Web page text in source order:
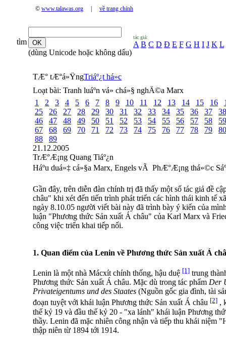
© www.talawas.org về trang chính
tìm
(dùng Unicode hoặc không dấu)
tác giả:
A B C D Đ E F G H I J K L
TÆ° tÆ°á»ŸngTriáº¿t há»c
Loạt bài: Tranh luáº­n vá» chá»§ nghÄ©a Marx
1
2 3 4 5 6 7 8 9 10 11 12 13 14 15 16
25
26 27 28 29 30 31 32 33 34 35 36 37
38
46
47 48 49 50 51 52 53 54 55 56 57 58
59
67
68 69 70 71 72 73 74 75 76 77 78 79
80
88
89
21.12.2005
TrÆ°Æ¡ng Quang Tiáº¿n
Háº­u duá»‡ cá»§a Marx, Engels vÃ PhÆ°Æ¡ng thá»©c
Gần đây, trên diễn đàn chính trị đã thấy một số tác giả đề
châu" khi xét đến tiến trình phát triển các hình thái kinh tế
ngày 8.10.05 người viết bài này đã trình bày ý kiến của
luận "Phương thức Sản xuất Á châu" của Karl Marx và
công việc triển khai tiếp nối.
1. Quan điểm của Lenin về Phương thức Sản xuất Á
Lenin là một nhà Mácxít chính thống, hậu duệ [1] trung
Phương thức Sản xuất Á châu. Mặc dù trong tác phẩm Der
Privateigentums und des Staates (Nguồn gốc gia đình, tài
đoạn tuyệt với khái luận Phương thức Sản xuất Á châu [2] ,
thế kỷ 19 và đầu thế kỷ 20 - "xa lánh" khái luận Phương
thầy. Lenin đã mặc nhiên công nhận và tiếp thu khái niệm
thập niên từ 1894 tới 1914.